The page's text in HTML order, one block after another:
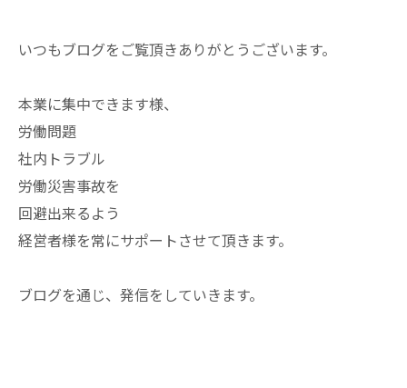
いつもブログをご覧頂きありがとうございます。
本業に集中できます様、
労働問題
社内トラブル
労働災害事故を
回避出来るよう
経営者様を常にサポートさせて頂きます。
ブログを通じ、発信をしていきます。